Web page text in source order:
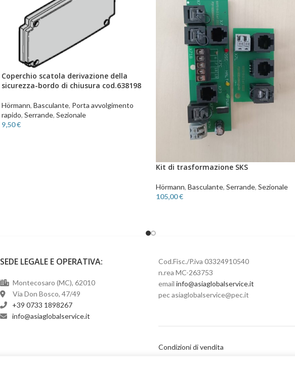
Coperchio scatola derivazione della
sicurezza-bordo di chiusura cod.638198
Hörmann, Basculante, Porta avvolgimento
rapido, Serrande, Sezionale
9,50€
Kit di trasformazione SKS
Hörmann, Basculante, Serrande, Sezionale
105,00€
SEDE LEGALE E OPERATIVA:
Montecosaro (MC), 62010
Via Don Bosco, 47/49
+39 0733 1898267
ti.ecivreslabolgaisa
@ofni
Cod.Fisc./P.iva 03324910540
n.rea MC-263753
email info@asiaglobalservice.it
pec asiaglobalservice@pec.it
Condizioni di vendita